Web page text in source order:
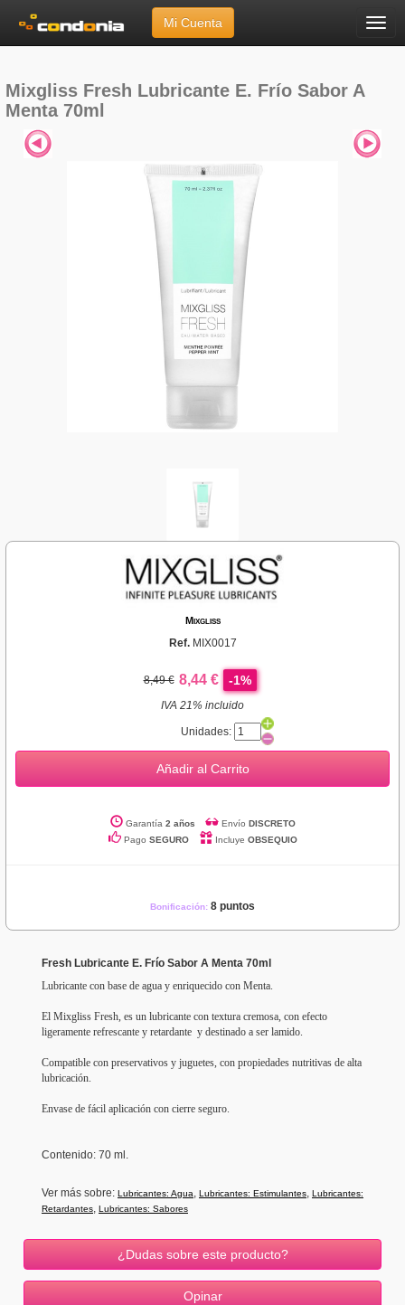
Menú
Mi Cuenta
Fresh Lubricante E. Frío Sabor A Menta 70ml
Mixgliss Fresh Lubricante E. Frío Sabor A
Menta 70ml
Mixgliss
Ref. MIX0017
8,49 € 8,44 € -1%
IVA 21% incluido
Unidades:
Añadir al Carrito
Garantía 2 años Envío DISCRETO
Pago SEGURO Incluye OBSEQUIO
Bonificación: 8 puntos
Fresh Lubricante E. Frío Sabor A Menta 70ml
Lubricante con base de agua y enriquecido con Menta.
El Mixgliss Fresh, es un lubricante con textura cremosa, con efecto
ligeramente refrescante y retardante y destinado a ser lamido.
Compatible con preservativos y juguetes, con propiedades nutritivas de alta
lubricación.
Envase de fácil aplicación con cierre seguro.
Contenido: 70 ml.
Ver más sobre: Lubricantes: Agua Lubricantes: Estimulantes Lubricantes:
Retardantes Lubricantes: Sabores
¿Dudas sobre este producto?